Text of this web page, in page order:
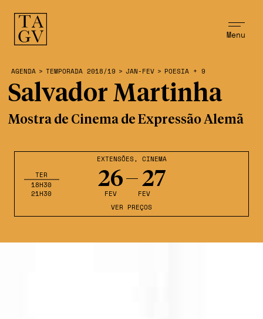
Menu
EXTENSÕES, CINEMA
26
FEV
27
FEV
TER
18H30
21H30
VER PREÇOS
AGENDA > TEMPORADA 2018/19 > JAN-FEV > POESIA + 9
Salvador Martinha
Mostra de Cinema de Expressão Alemã